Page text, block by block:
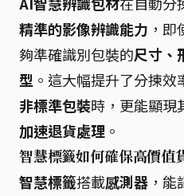
精準的影像辨識能力 ，
夠準確識別包裝的尺寸、
型 。這大幅提升了分揀
非標準包裝時，更能顯現
加速退貨處理 。
智慧標籤如何確保高價值
智慧標籤搭載感測器 ，能